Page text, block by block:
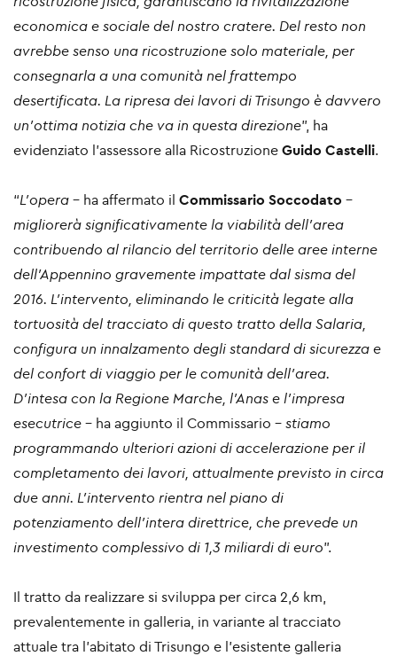
economica e sociale del nostro cratere. Del resto non
avrebbe senso una ricostruzione solo materiale, per
consegnarla a una comunità nel frattempo
desertificata. La ripresa dei lavori di Trisungo è davvero
un’ottima notizia che va in questa direzione”, ha
evidenziato l’assessore alla Ricostruzione Guido Castelli.
“L’opera - ha affermato il Commissario Soccodato -
migliorerà significativamente la viabilità dell’area
contribuendo al rilancio del territorio delle aree interne
dell’Appennino gravemente impattate dal sisma del
2016. L’intervento, eliminando le criticità legate alla
tortuosità del tracciato di questo tratto della Salaria,
configura un innalzamento degli standard di sicurezza e
del confort di viaggio per le comunità dell’area.
D’intesa con la Regione Marche, l’Anas e l’impresa
esecutrice - ha aggiunto il Commissario - stiamo
programmando ulteriori azioni di accelerazione per il
completamento dei lavori, attualmente previsto in circa
due anni. L’intervento rientra nel piano di
potenziamento dell’intera direttrice, che prevede un
investimento complessivo di 1,3 miliardi di euro”.
Il tratto da realizzare si sviluppa per circa 2,6 km,
prevalentemente in galleria, in variante al tracciato
attuale tra l’abitato di Trisungo e l’esistente galleria